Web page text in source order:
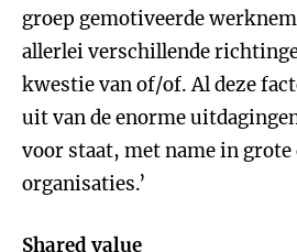
groep gemotiveerde
allerlei verschillende
kwestie van of/of. Al deze
uit van de enorme
voor staat, met name in grote
organisaties.’
Shared value